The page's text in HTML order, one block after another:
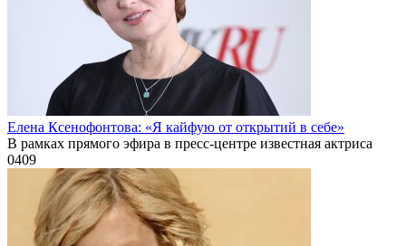
Елена Ксенофонтова: «Я кайфую от открытий в себе»
В рамках прямого эфира в пресс-центре известная актриса
0409